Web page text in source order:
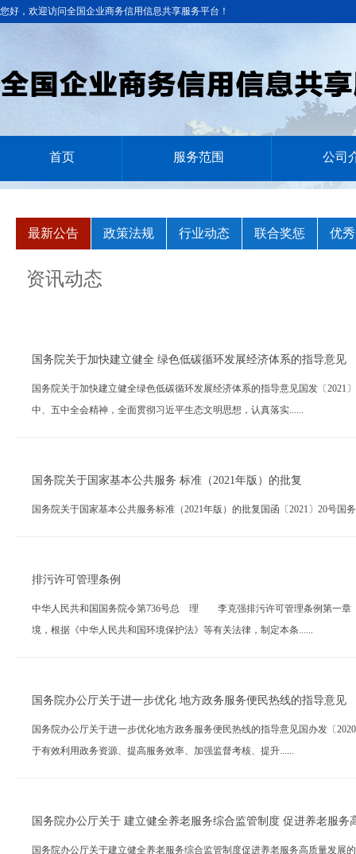
您好，欢迎访问全国企业商务信用信息共享服务平台！
首页 服务范围 公司
最新公告 政策法规 行业动态 联合奖惩 优
资讯动态
国务院关于加快建立健全 绿色低碳循环发展经济体系的指导意见
国务院关于加快建立健全绿色低碳循环发展经济体系的指导意见国发〔
中、五中全会精神，全面贯彻习近平生态文明思想，认真落实......
国务院关于国家基本公共服务 标准（2021年版）的批复
国务院关于国家基本公共服务标准（2021年版）的批复国函〔2021〕20号国
排污许可管理条例
中华人民共和国国务院令第736号总 理 李克强排污许可管理条例第一
境，根据《中华人民共和国环境保护法》等有关法律，制定本条......
国务院办公厅关于进一步优化 地方政务服务便民热线的指导意见
国务院办公厅关于进一步优化地方政务服务便民热线的指导意见国办发〔
于有效利用政务资源、提高服务效率、加强监督考核、提升......
国务院办公厅关于 建立健全养老服务综合监管制度 促进养老服务
国务院办公厅关于建立健全养老服务综合监管制度促进养老服务高质量发展